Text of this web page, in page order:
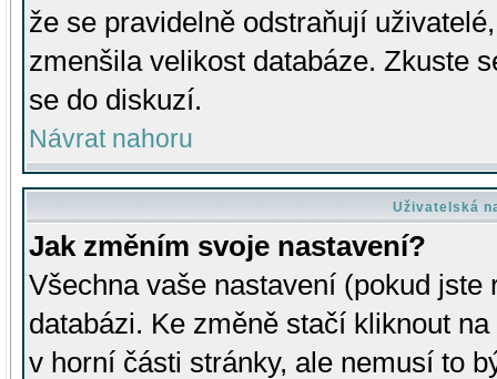
že se pravidelně odstraňují
zmenšila velikost databáze. Zkuste
se do diskuzí.
Návrat nahoru
Uživatelská
Jak změním svoje nastavení?
Všechna vaše nastavení (pokud
databázi. Ke změně stačí kliknout
v horní části stránky, ale nemusí to